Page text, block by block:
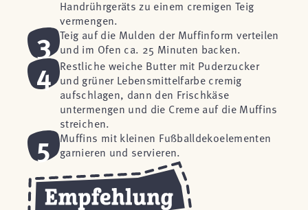
Handrührgeräts zu einem cremigen Teig
vermengen.
3
Teig auf die Mulden der Muffinform verteilen
und im Ofen ca. 25 Minuten backen.
4
Restliche weiche Butter mit Puderzucker
und grüner Lebensmittelfarbe cremig
aufschlagen, dann den Frischkäse
untermengen und die Creme auf die Muffins
streichen.
5
Muffins mit kleinen Fußballdekoelementen
garnieren und servieren.